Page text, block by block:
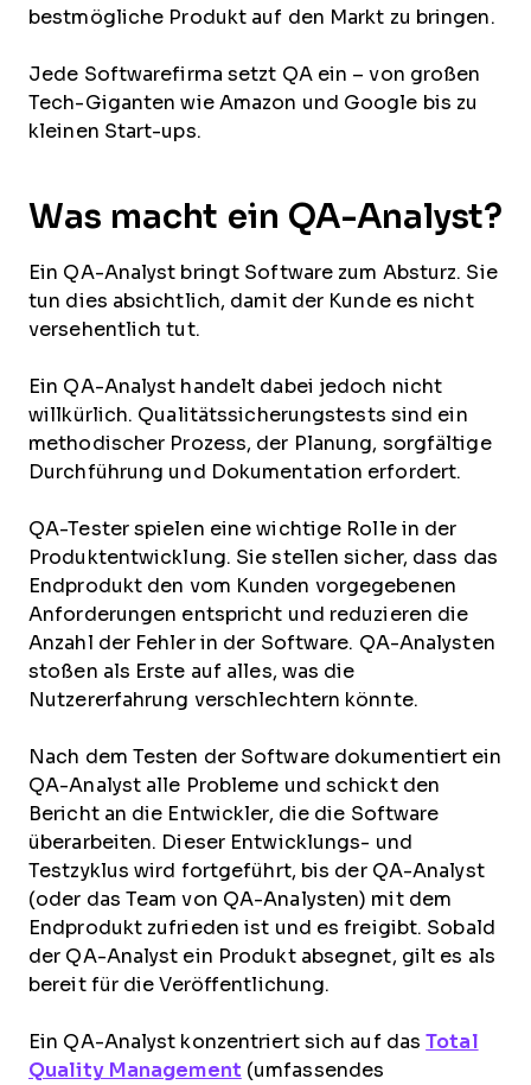
bestmögliche Produkt auf den Markt zu bringen.
Jede Softwarefirma setzt QA ein – von großen
Tech-Giganten wie Amazon und Google bis zu
kleinen Start-ups.
Was macht ein QA-Analyst?
Ein QA-Analyst bringt Software zum Absturz. Sie
tun dies absichtlich, damit der Kunde es nicht
versehentlich tut.
Ein QA-Analyst handelt dabei jedoch nicht
willkürlich. Qualitätssicherungstests sind ein
methodischer Prozess, der Planung, sorgfältige
Durchführung und Dokumentation erfordert.
QA-Tester spielen eine wichtige Rolle in der
Produktentwicklung. Sie stellen sicher, dass das
Endprodukt den vom Kunden vorgegebenen
Anforderungen entspricht und reduzieren die
Anzahl der Fehler in der Software. QA-Analysten
stoßen als Erste auf alles, was die
Nutzererfahrung verschlechtern könnte.
Nach dem Testen der Software dokumentiert ein
QA-Analyst alle Probleme und schickt den
Bericht an die Entwickler, die die Software
überarbeiten. Dieser Entwicklungs- und
Testzyklus wird fortgeführt, bis der QA-Analyst
(oder das Team von QA-Analysten) mit dem
Endprodukt zufrieden ist und es freigibt. Sobald
der QA-Analyst ein Produkt absegnet, gilt es als
bereit für die Veröffentlichung.
Ein QA-Analyst konzentriert sich auf dasTotal
Quality Management (umfassendes